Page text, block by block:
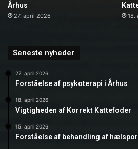
Århus
27. april 2026 18.
Seneste nyheder
27. april 2026
Forståelse af psykoterapi i Århus
18. april 2026
Vigtigheden af Korrekt Kattefoder
15. april 2026
Forståelse af behandling af